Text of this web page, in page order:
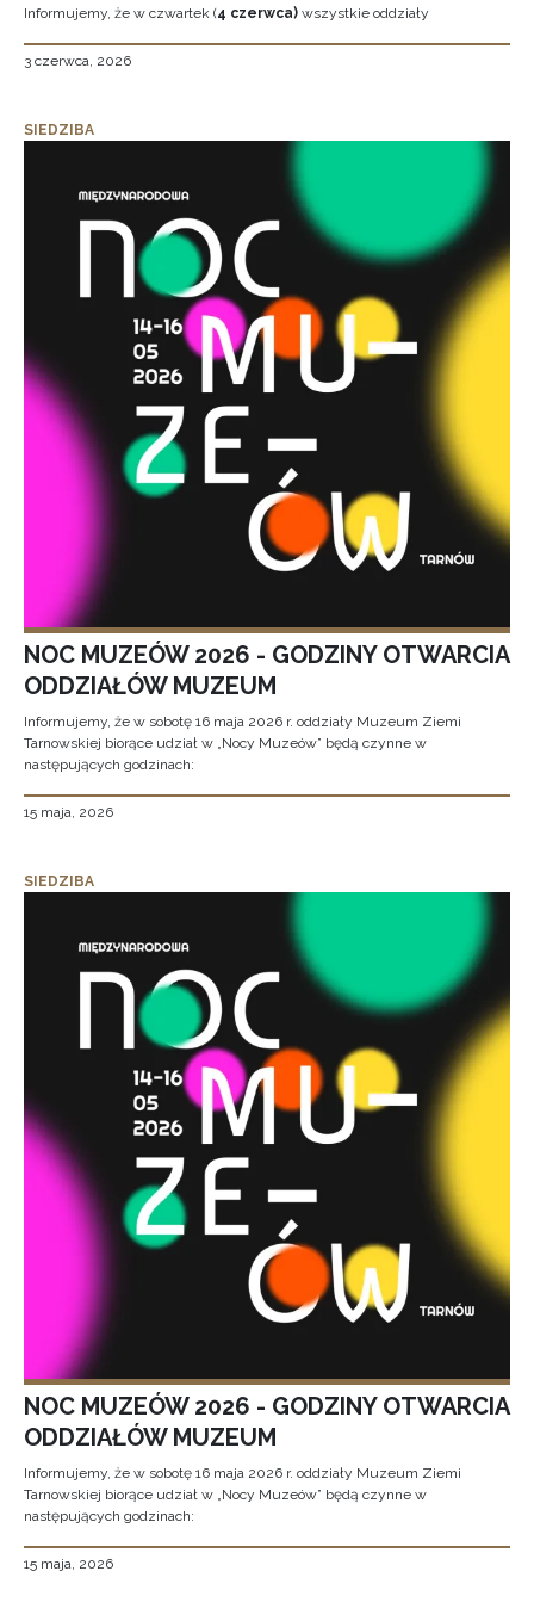
Informujemy, że w czwartek (4 czerwca) wszystkie oddziały
3 czerwca, 2026
SIEDZIBA
NOC MUZEÓW 2026 - GODZINY OTWARCIA
ODDZIAŁÓW MUZEUM
Informujemy, że w sobotę 16 maja 2026 r. oddziały Muzeum Ziemi
Tarnowskiej biorące udział w „Nocy Muzeów” będą czynne w
następujących godzinach:
15 maja, 2026
SIEDZIBA
NOC MUZEÓW 2026 - GODZINY OTWARCIA
ODDZIAŁÓW MUZEUM
Informujemy, że w sobotę 16 maja 2026 r. oddziały Muzeum Ziemi
Tarnowskiej biorące udział w „Nocy Muzeów” będą czynne w
następujących godzinach:
15 maja, 2026